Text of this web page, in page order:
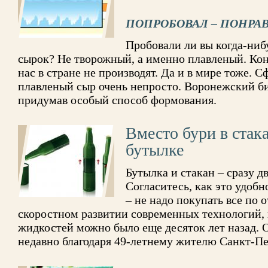
ПОПРОБОВАЛ –
Пробовали ли вы когда-
сырок? Не творожный, а именно плавленый.
нас в стране не производят. Да и в мире тоже.
плавленый сыр очень непросто. Воронежский
придумав особый способ формования.
Вместо бури в
бутылке
Бутылка и стакан – сразу
Согласитесь, как это
– не надо покупать все по
скоростном развитии современных
жидкостей можно было еще десяток лет назад.
недавно благодаря 49-летнему жителю Санкт-